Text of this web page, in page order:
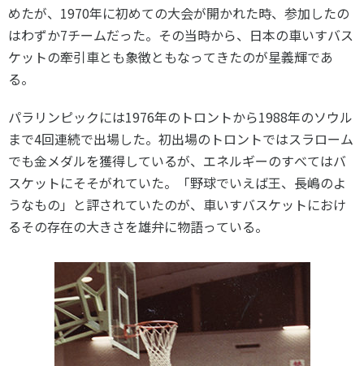
知る学ぶ
SPORT POLICY INCUBATOR ―スポーツ政策の『卵』 ―
スポーツ 歴史の検証
スポーツ辞典
SSF BOOKS
めたが、1970年に初めての大会が開かれた時、参加したの
はわずか7チームだった。その当時から、日本の車いすバス
ケットの牽引車とも象徴ともなってきたのが星義輝であ
る。
パラリンピックには1976年のトロントから1988年のソウル
まで4回連続で出場した。初出場のトロントではスラローム
でも金メダルを獲得しているが、エネルギーのすべてはバ
スケットにそそがれていた。「野球でいえば王、長嶋のよ
うなもの」と評されていたのが、車いすバスケットにおけ
るその存在の大きさを雄弁に物語っている。